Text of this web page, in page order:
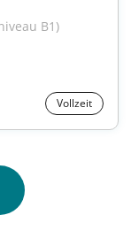
B1)
Vollzeit